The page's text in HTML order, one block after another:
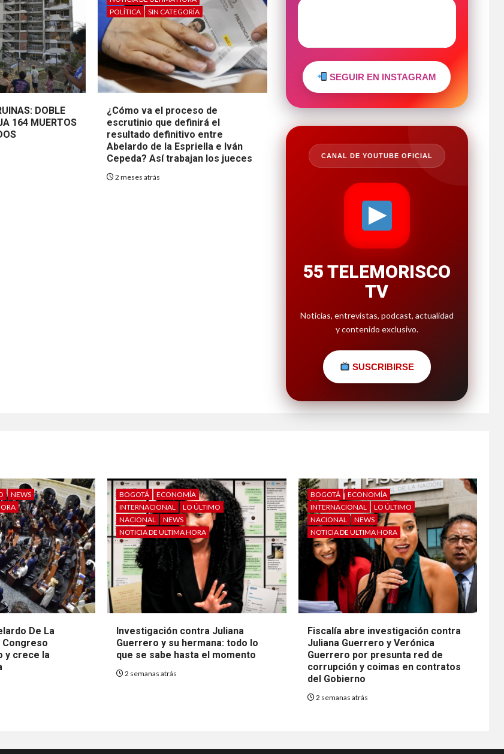
DOBLE
164 MUERTOS
POLÍTICA
SIN CATEGORÍA
¿Cómo va el proceso de
escrutinio que definirá el
resultado definitivo entre
Abelardo de la Espriella e Iván
Cepeda? Así trabajan los jueces
2 meses atrás
SEGUIR EN INSTAGRAM
CANAL DE YOUTUBE OFICIAL
55 TELEMORISCO
TV
Noticias, entrevistas, podcast, actualidad
y contenido exclusivo.
SUSCRIBIRSE
NEWS
De La
Congreso
y crece la
BOGOTÁ
ECONOMÍA
INTERNACIONAL
LO ÚLTIMO
NACIONAL
NEWS
NOTICIA DE ULTIMA HORA
Investigación contra Juliana
Guerrero y su hermana: todo lo
que se sabe hasta el momento
2 semanas atrás
BOGOTÁ
ECONOMÍA
INTERNACIONAL
LO ÚLTIMO
NACIONAL
NEWS
NOTICIA DE ULTIMA HORA
Fiscalía abre investigación contra
Juliana Guerrero y Verónica
Guerrero por presunta red de
corrupción y coimas en contratos
del Gobierno
2 semanas atrás